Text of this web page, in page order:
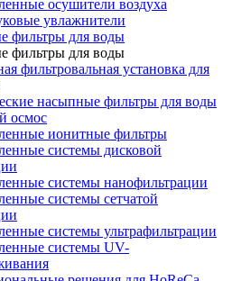
осушители воздуха
увлажнители
фильтры для воды
фильтры для воды
фильтровальная установка для
насыпные фильтры для воды
осмос
ионитные фильтры
системы дисковой
системы нанофильтрации
системы сетчатой
системы ультрафильтрации
системы UV-